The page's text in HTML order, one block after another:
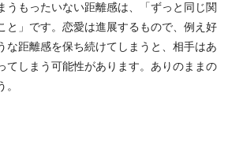
うもったいない距離感は、「ずっと同じ関
と」です。恋愛は進展するもので、例え好
な距離感を保ち続けてしまうと、相手はあ
てしまう可能性があります。ありのままの